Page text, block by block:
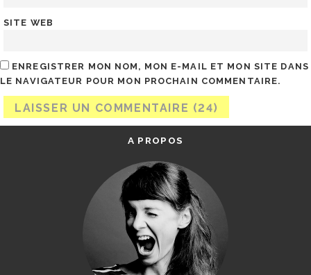
SITE WEB
ENREGISTRER MON NOM, MON E-MAIL ET MON SITE DANS
LE NAVIGATEUR POUR MON PROCHAIN COMMENTAIRE.
A PROPOS